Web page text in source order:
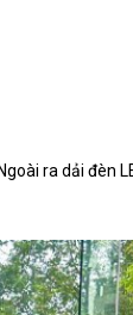
ra dải đèn